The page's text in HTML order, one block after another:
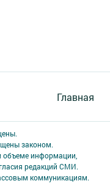
Главная
законом.
объеме информации,
редакций СМИ.
коммуникациям.